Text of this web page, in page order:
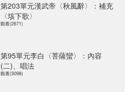
第203單元漢武帝〈秋風辭〉：補充
〈垓下歌〉
觀看(2671)
第95單元李白〈菩薩蠻〉：內容
(二)、唱法
觀看(3098)